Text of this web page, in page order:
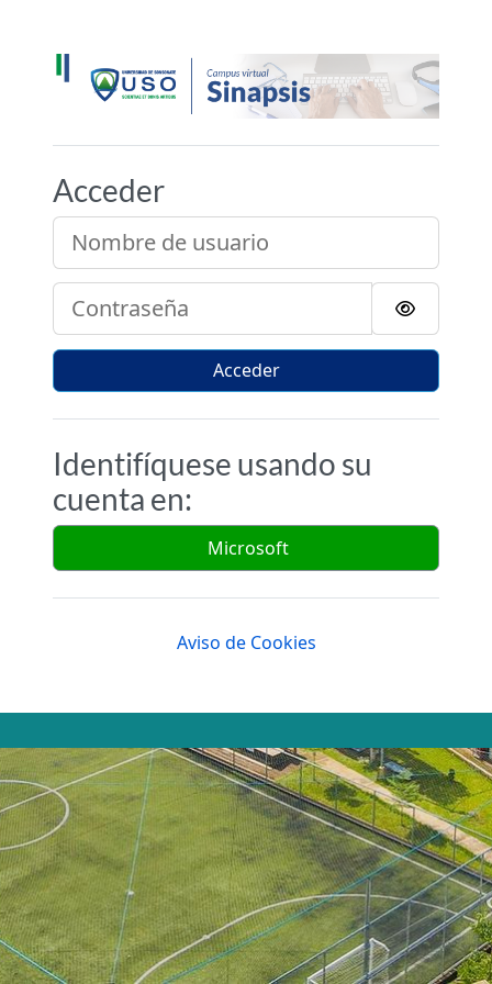
Sinapsis - Campus
Acceder
Nombre de usuario
Contraseña
Acceder
Identifíquese usando su
cuenta en:
Microsoft
Aviso de Cookies